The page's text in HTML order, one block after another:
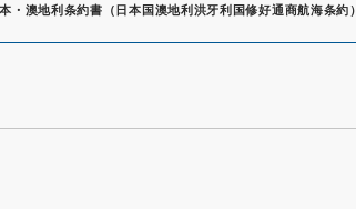
・澳地利条約書（日本国澳地利洪牙利国修好通商航海条約）